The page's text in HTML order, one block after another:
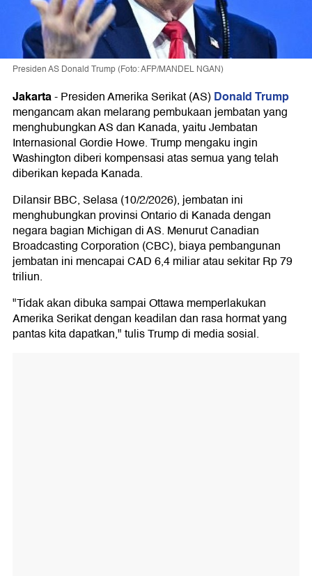
Presiden AS Donald Trump (Foto: AFP/MANDEL NGAN)
Jakarta-Presiden Amerika Serikat (AS)Donald Trump
mengancam akan melarang pembukaan jembatan yang
menghubungkan AS dan Kanada, yaitu Jembatan
Internasional Gordie Howe. Trump mengaku ingin
Washington diberi kompensasi atas semua yang telah
diberikan kepada Kanada.
Dilansir BBC, Selasa (10/2/2026), jembatan ini
menghubungkan provinsi Ontario di Kanada dengan
negara bagian Michigan di AS. Menurut Canadian
Broadcasting Corporation (CBC), biaya pembangunan
jembatan ini mencapai CAD 6,4 miliar atau sekitar Rp 79
triliun.
"Tidak akan dibuka sampai Ottawa memperlakukan
Amerika Serikat dengan keadilan dan rasa hormat yang
pantas kita dapatkan," tulis Trump di media sosial.